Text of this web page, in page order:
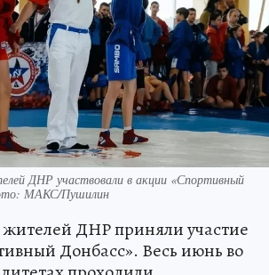
ДНР участвовали в акции «Спортивный
МАКС/Пушилин
жителей ДНР приняли участие
Донбасс». Весь июнь во